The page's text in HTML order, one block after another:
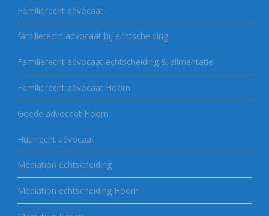
Familierecht advocaat
familierecht advocaat bij echtscheiding
Familierecht advocaat echtscheiding & alimentatie
Familierecht advocaat Hoorn
Goede advocaat Hoorn
Huurrecht advocaat
Mediation echtscheiding
Mediation echtscheiding Hoorn